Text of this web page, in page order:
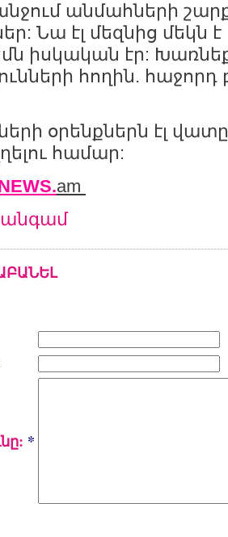
անմահների
Նա էլ մեզնից մեկն է
իսկական էր:
հողին. հաջորդ
օրենքներն էլ վատը
համար:
am
անգամ
*